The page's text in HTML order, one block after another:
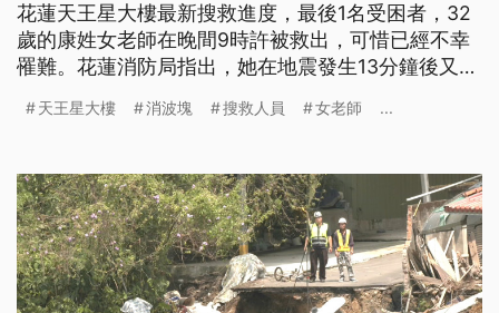
花蓮天王星大樓最新搜救進度，最後1名受困者，32
歲的康姓女老師在晚間9時許被救出，可惜已經不幸
罹難。花蓮消防局指出，她在地震發生13分鐘後又返
終於把受困者遺體救出。
天王星大樓 消波塊 搜救人員 女老師 ...